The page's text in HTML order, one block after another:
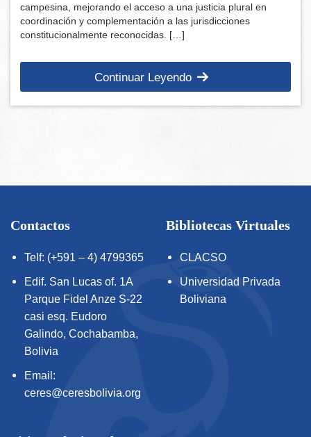
campesina, mejorando el acceso a una justicia plural en
coordinación y complementación a las jurisdicciones
constitucionalmente reconocidas. […]
Continuar Leyendo
Contactos
Telf: (+591 – 4) 4799365
Edif. San Lucas of. 1A
Parque Fidel Anze S-22
casi esq. Eudoro
Galindo, Cochabamba,
Bolivia
Email:
ceres@ceresbolivia.org
Bibliotecas Virtuales
CLACSO
Universidad Privada
Boliviana